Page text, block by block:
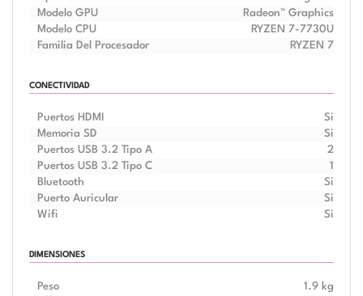
Modelo GPU
Radeon™ Graphics
Modelo CPU
RYZEN 7-7730U
Familia Del Procesador
RYZEN 7
CONECTIVIDAD
Puertos HDMI
Si
Memoria SD
Si
Puertos USB 3.2 Tipo A
2
Puertos USB 3.2 Tipo C
1
Bluetooth
Si
Puerto Auricular
Si
Wifi
Si
DIMENSIONES
Peso
1.9 kg